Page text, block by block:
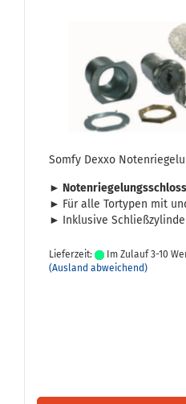
Somfy Dexxo
► No­ten­rie­ge­lungs­schloss
► Für alle Tor­ty­pen mit
► In­klu­si­ve
Lieferzeit:
Im Zulauf 3-10
(Ausland abweichend)